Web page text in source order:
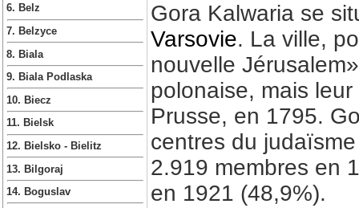
6. Belz
7. Belzyce
8. Biala
9. Biala Podlaska
10. Biecz
11. Bielsk
12. Bielsko - Bielitz
13. Bilgoraj
14. Boguslav
Gora Kalwaria se
Varsovie. La ville,
nouvelle
polonaise, mais
Prusse, en 1795.
centres du
2.919 membres en
en 1921 (48,9%).